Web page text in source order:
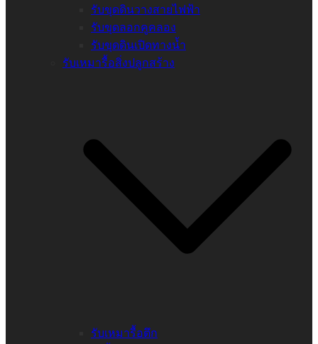
รับขุดดินวางสายไฟฟ้า
รับขุดลอกคูคลอง
รับขุดดินเปิดทางน้ำ
รับเหมารื้อสิ่งปลูกสร้าง
รับเหมารื้อตึก